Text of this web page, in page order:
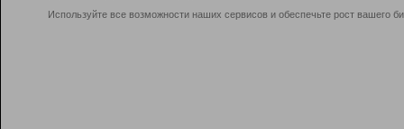
Используйте все возможности наших сервисов и обеспечьте рост вашего